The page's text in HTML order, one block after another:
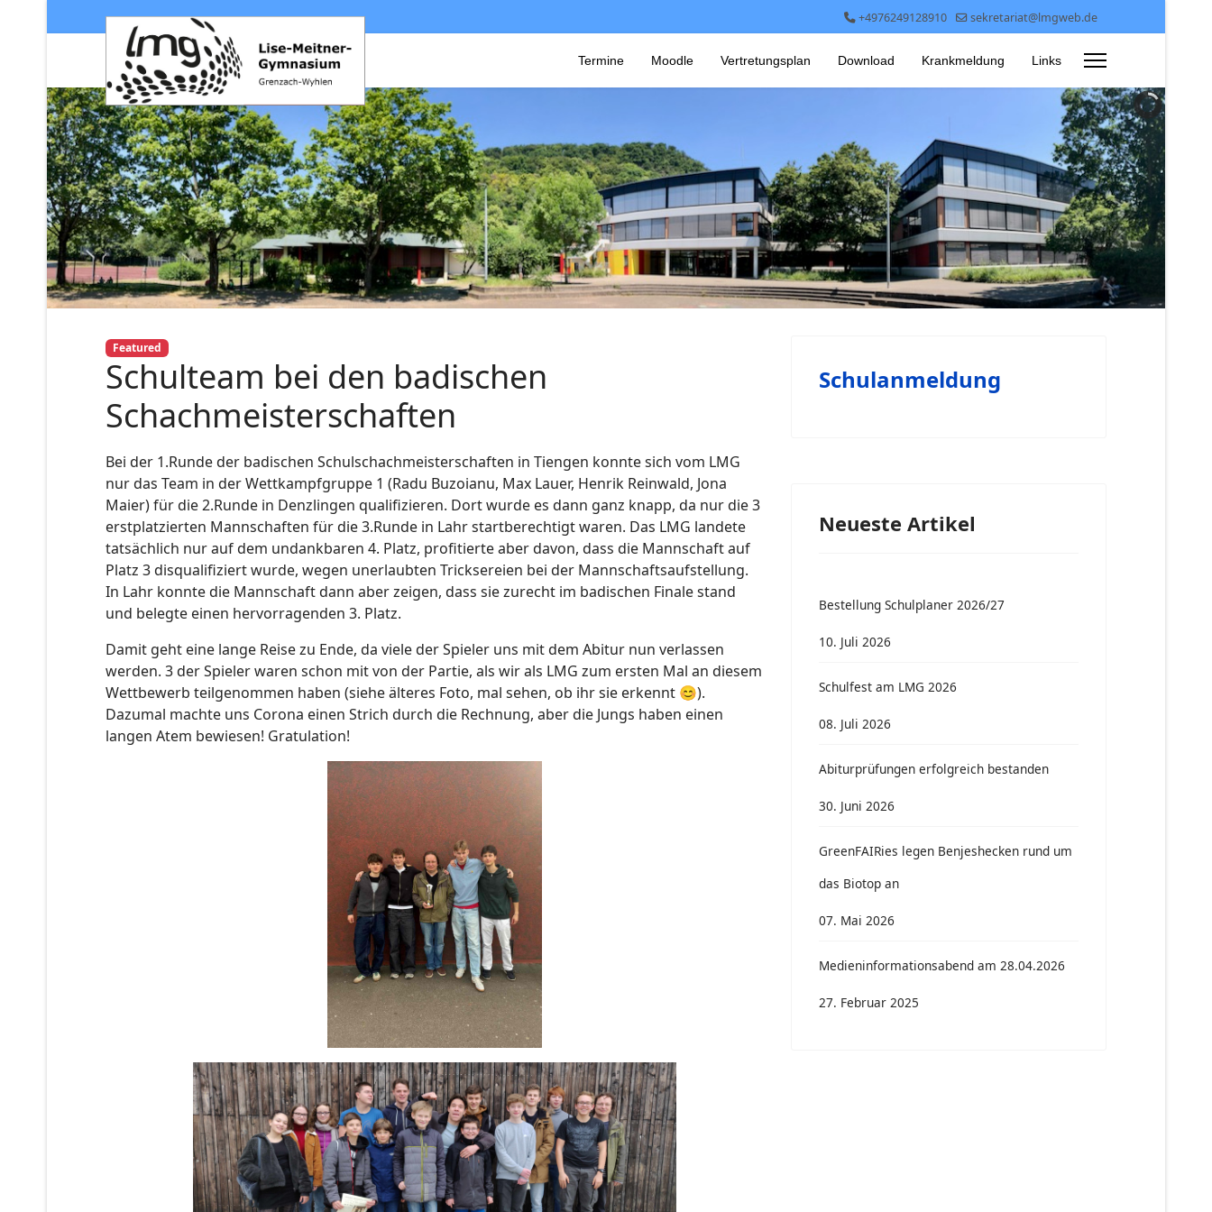
+4976249128910 sekretariat@lmgweb.de
Termine Moodle Vertretungsplan Download Krankmeldung Links
Featured
Schulteam bei den badischen
Schachmeisterschaften
Bei der 1.Runde der badischen Schulschachmeisterschaften in Tiengen konnte sich vom LMG
nur das Team in der Wettkampfgruppe 1 (Radu Buzoianu, Max Lauer, Henrik Reinwald, Jona
Maier) für die 2.Runde in Denzlingen qualifizieren. Dort wurde es dann ganz knapp, da nur die 3
erstplatzierten Mannschaften für die 3.Runde in Lahr startberechtigt waren. Das LMG landete
tatsächlich nur auf dem undankbaren 4. Platz, profitierte aber davon, dass die Mannschaft auf
Platz 3 disqualifiziert wurde, wegen unerlaubten Tricksereien bei der Mannschaftsaufstellung.
In Lahr konnte die Mannschaft dann aber zeigen, dass sie zurecht im badischen Finale stand
und belegte einen hervorragenden 3. Platz.
Damit geht eine lange Reise zu Ende, da viele der Spieler uns mit dem Abitur nun verlassen
werden. 3 der Spieler waren schon mit von der Partie, als wir als LMG zum ersten Mal an diesem
Wettbewerb teilgenommen haben (siehe älteres Foto, mal sehen, ob ihr sie erkennt 😊).
Dazumal machte uns Corona einen Strich durch die Rechnung, aber die Jungs haben einen
langen Atem bewiesen! Gratulation!
Schulanmeldung
Neueste Artikel
Bestellung Schulplaner 2026/27
10. Juli 2026
Schulfest am LMG 2026
08. Juli 2026
Abiturprüfungen erfolgreich bestanden
30. Juni 2026
GreenFAIRies legen Benjeshecken rund um
das Biotop an
07. Mai 2026
Medieninformationsabend am 28.04.2026
27. Februar 2025